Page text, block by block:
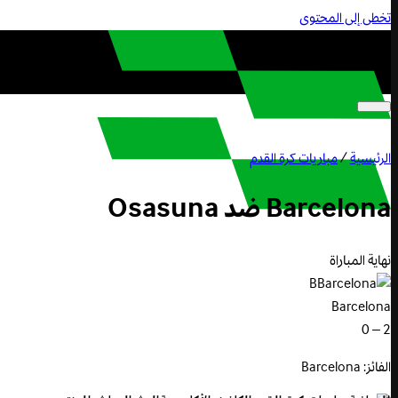
تخطى إلى المحتوى
الرئيسية/مباريات كرة القدم
BarcelonaضدOsasuna
نهاية المباراة
B
Barcelona
2 – 0
الفائز: Barcelona